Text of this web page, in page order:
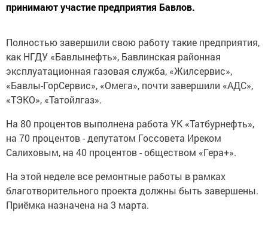
принимают участие предприятия Бавлов.
Полностью завершили свою работу такие предприятия,
как НГДУ «Бавлынефть», Бавлинская районная
эксплуатационная газовая служба, «Жилсервис»,
«Бавлы-ГорСервис», «Омега», почти завершили «АДС»,
«ТЭКО», «Татойлгаз».
На 80 процентов выполнена работа УК «Татбурнефть»,
на 70 процентов - депутатом Госсовета Иреком
Салиховым, на 40 процентов - обществом «Гера+».
На этой неделе все ремонтные работы в рамках
благотворительного проекта должны быть завершены.
Приёмка назначена на 3 марта.